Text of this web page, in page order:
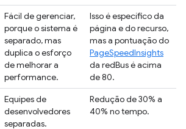
Fácil de gerenciar,
porque o sistema é
separado, mas
duplica o esforço
de melhorar a
performance.
Isso é específico da
página e do recurso,
mas a pontuação do
PageSpeedInsights
da redBus é acima
de 80.
Equipes de
desenvolvedores
separadas.
Redução de 30% a
40% no tempo.